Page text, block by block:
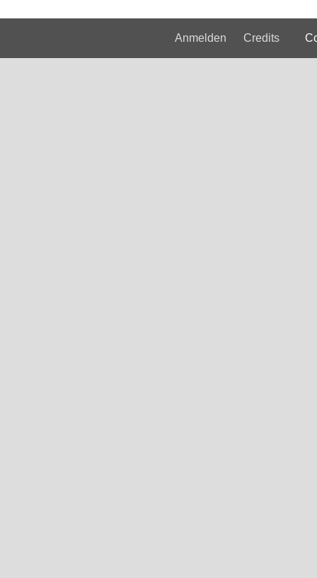
Anmelden Credits